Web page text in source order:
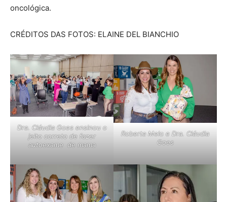
oncológica.
CRÉDITOS DAS FOTOS: ELAINE DEL BIANCHIO
Dra. Cláudia Goes ensinou o
jeito correto de fazer
autoexame de mama
Roberta Melo e Dra. Cláudia
Goes